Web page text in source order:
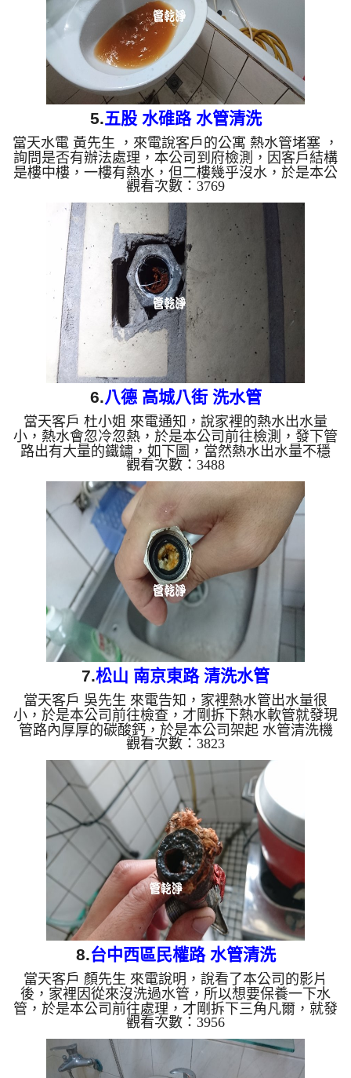
5.五股 水碓路 水管清洗
當天水電 黃先生 ，來電說客戶的公寓 熱水管堵塞 ，
詢問是否有辦法處理，本公司到府檢測，因客戶結構
是樓中樓，一樓有熱水，但二樓幾乎沒水，於是本公
司架起 水管清洗機 ，開始 洗水管 ， 管路不斷噴出
髒的水，如下圖，清洗過程幾次 水管堵塞 兩次，本
公司改用特殊工法， 水管清洗 約兩個多小時，客戶
終於能在這冬天洗個舒服的洗澡了。 清洗水管,水管
清洗, 洗水管, 熱水管堵塞, 熱水忽冷忽熱 ...
觀看次數：3769
6.八德 高城八街 洗水管
當天客戶 杜小姐 來電通知，說家裡的熱水出水量
小，熱水會忽冷忽熱，於是本公司前往檢測，發下管
路出有大量的鐵鏽，如下圖，當然熱水出水量不穩
定，於是本公司架起 水管清洗機 ，開始 洗水管 ，
管路不斷噴出髒的水，如下圖，過程好幾次 水管堵
塞 ，本公司改用特殊工法， 水管清洗 約兩個多小
時，客戶終於能好好的洗澡了。 清洗水管,水管清洗,
洗水管, 熱水管堵塞, 熱水忽冷忽熱 ...
觀看次數：3488
7.松山 南京東路 清洗水管
當天客戶 吳先生 來電告知，家裡熱水管出水量很
小，於是本公司前往檢查，才剛拆下熱水軟管就發現
管路內厚厚的碳酸鈣，於是本公司架起 水管清洗機
，開始 洗水管 ， 管路不斷噴出咖啡色的水，如下
圖， 水管清洗 約兩個多小時，客戶終於能好好的洗
澡了。 清洗水管,水管清洗, 洗水管, 熱水管堵塞, 熱水
忽冷忽熱 ...
觀看次數：3823
8.台中西區民權路 水管清洗
當天客戶 顏先生 來電說明，說看了本公司的影片
後，家裡因從來沒洗過水管，所以想要保養一下水
管，於是本公司前往處理，才剛拆下三角凡爾，就發
現管路嚴重堵塞，於是本公司架起 水管清洗機 ，開
始 洗水管 ， 管路不斷噴出髒水，如下圖， 水管清洗
約兩個多小時，客戶終於能安心用水。 清洗水管,水
管清洗, 洗水管, 熱水管堵塞, 熱水忽冷忽熱 ...
觀看次數：3956